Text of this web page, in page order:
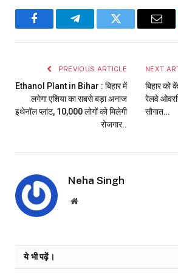
FacebookTelegramTwitter
PREVIOUS ARTICLE
Ethanol Plant in Bihar : बिहार में
लगेगा एशिया का सबसे बड़ा अनाज
इथेनॉल प्लांट, 10,000 लोगों को मिलेगी
रोजगार..
NEXT
बिहार को
रेलवे
सौगात…
Neha Singh
Website
ये भी पढ़ें।